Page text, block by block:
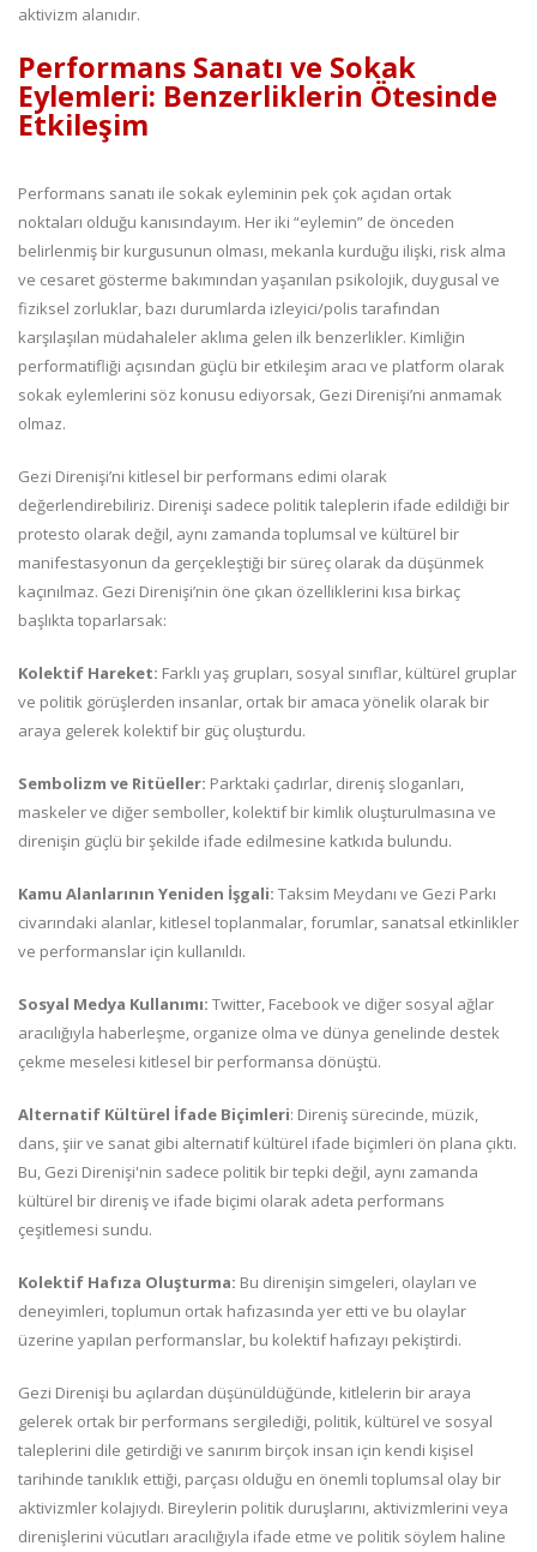
aktivizm alanıdır.
Performans Sanatı ve Sokak
Eylemleri: Benzerliklerin Ötesinde
Etkileşim
Performans sanatı ile sokak eyleminin pek çok açıdan ortak
noktaları olduğu kanısındayım. Her iki “eylemin” de önceden
belirlenmiş bir kurgusunun olması, mekanla kurduğu ilişki, risk alma
ve cesaret gösterme bakımından yaşanılan psikolojik, duygusal ve
fiziksel zorluklar, bazı durumlarda izleyici/polis tarafından
karşılaşılan müdahaleler aklıma gelen ilk benzerlikler. Kimliğin
performatifliği açısından güçlü bir etkileşim aracı ve platform olarak
sokak eylemlerini söz konusu ediyorsak, Gezi Direnişi’ni anmamak
olmaz.
Gezi Direnişi’ni kitlesel bir performans edimi olarak
değerlendirebiliriz. Direnişi sadece politik taleplerin ifade edildiği bir
protesto olarak değil, aynı zamanda toplumsal ve kültürel bir
manifestasyonun da gerçekleştiği bir süreç olarak da düşünmek
kaçınılmaz. Gezi Direnişi’nin öne çıkan özelliklerini kısa birkaç
başlıkta toparlarsak:
Kolektif Hareket: Farklı yaş grupları, sosyal sınıflar, kültürel gruplar
ve politik görüşlerden insanlar, ortak bir amaca yönelik olarak bir
araya gelerek kolektif bir güç oluşturdu.
Sembolizm ve Ritüeller: Parktaki çadırlar, direniş sloganları,
maskeler ve diğer semboller, kolektif bir kimlik oluşturulmasına ve
direnişin güçlü bir şekilde ifade edilmesine katkıda bulundu.
Kamu Alanlarının Yeniden İşgali: Taksim Meydanı ve Gezi Parkı
civarındaki alanlar, kitlesel toplanmalar, forumlar, sanatsal etkinlikler
ve performanslar için kullanıldı.
Sosyal Medya Kullanımı: Twitter, Facebook ve diğer sosyal ağlar
aracılığıyla haberleşme, organize olma ve dünya genelinde destek
çekme meselesi kitlesel bir performansa dönüştü.
Alternatif Kültürel İfade Biçimleri: Direniş sürecinde, müzik,
dans, şiir ve sanat gibi alternatif kültürel ifade biçimleri ön plana çıktı.
Bu, Gezi Direnişi'nin sadece politik bir tepki değil, aynı zamanda
kültürel bir direniş ve ifade biçimi olarak adeta performans
çeşitlemesi sundu.
Kolektif Hafıza Oluşturma: Bu direnişin simgeleri, olayları ve
deneyimleri, toplumun ortak hafızasında yer etti ve bu olaylar
üzerine yapılan performanslar, bu kolektif hafızayı pekiştirdi.
Gezi Direnişi bu açılardan düşünüldüğünde, kitlelerin bir araya
gelerek ortak bir performans sergilediği, politik, kültürel ve sosyal
taleplerini dile getirdiği ve sanırım birçok insan için kendi kişisel
tarihinde tanıklık ettiği, parçası olduğu en önemli toplumsal olay bir
aktivizmler kolajıydı. Bireylerin politik duruşlarını, aktivizmlerini veya
direnişlerini vücutları aracılığıyla ifade etme ve politik söylem haline